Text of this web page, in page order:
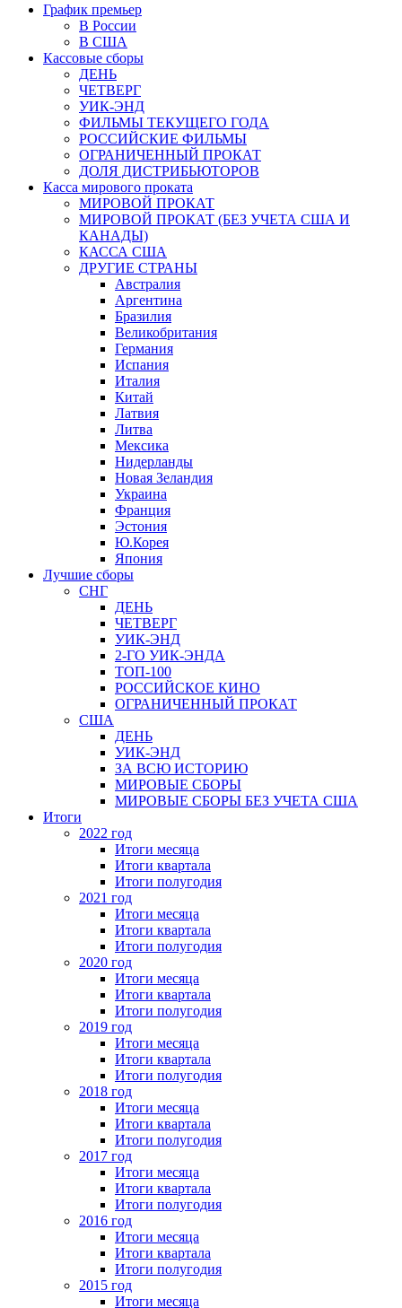
График премьер
В России
В США
Кассовые сборы
ДЕНЬ
ЧЕТВЕРГ
УИК-ЭНД
ФИЛЬМЫ ТЕКУЩЕГО ГОДА
РОССИЙСКИЕ ФИЛЬМЫ
ОГРАНИЧЕННЫЙ ПРОКАТ
ДОЛЯ ДИСТРИБЬЮТОРОВ
Касса мирового проката
МИРОВОЙ ПРОКАТ
МИРОВОЙ ПРОКАТ (БЕЗ УЧЕТА США И
КАНАДЫ)
КАССА США
ДРУГИЕ СТРАНЫ
Австралия
Аргентина
Бразилия
Великобритания
Германия
Испания
Италия
Китай
Латвия
Литва
Мексика
Нидерланды
Новая Зеландия
Украина
Франция
Эстония
Ю.Корея
Япония
Лучшие сборы
СНГ
ДЕНЬ
ЧЕТВЕРГ
УИК-ЭНД
2-ГО УИК-ЭНДА
ТОП-100
РОССИЙСКОЕ КИНО
ОГРАНИЧЕННЫЙ ПРОКАТ
США
ДЕНЬ
УИК-ЭНД
ЗА ВСЮ ИСТОРИЮ
МИРОВЫЕ СБОРЫ
МИРОВЫЕ СБОРЫ БЕЗ УЧЕТА США
Итоги
2022 год
Итоги месяца
Итоги квартала
Итоги полугодия
2021 год
Итоги месяца
Итоги квартала
Итоги полугодия
2020 год
Итоги месяца
Итоги квартала
Итоги полугодия
2019 год
Итоги месяца
Итоги квартала
Итоги полугодия
2018 год
Итоги месяца
Итоги квартала
Итоги полугодия
2017 год
Итоги месяца
Итоги квартала
Итоги полугодия
2016 год
Итоги месяца
Итоги квартала
Итоги полугодия
2015 год
Итоги месяца